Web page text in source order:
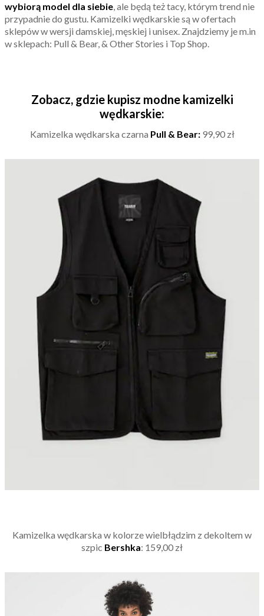
wybiorą model dla siebie, ale będą też tacy, którym trend nie
przypadnie do gustu. Kamizelki wędkarskie są w ofertach
sklepów w wersji damskiej, męskiej i unisex. Znajdziemy je m.in
w sklepach: Pull & Bear, & Other Stories i Top Shop.
Zobacz, gdzie kupisz modne kamizelki
wędkarskie:
Kamizelka wędkarska czarna Pull & Bear:99,90 zł
Kamizelka wędkarska w kolorze wielbłądzim z dekoltem w
szpic Bershka: 159,00 zł